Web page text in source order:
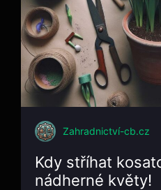
Zahradnictví-cb.cz
Kdy stříhat
nádherné květy!